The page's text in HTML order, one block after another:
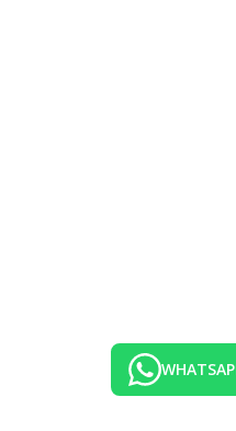
Hartisan alebo formou
zo stáleho menu v
Club (cca 8 km).